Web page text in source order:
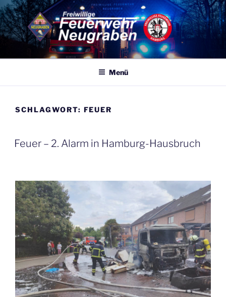
Zum
Inhalt
springen
FF NEUGRABEN
Eine von 86 Freiwilligen Feuerwehren Hamburgs – 365 Tage, 24
Menü
SCHLAGWORT: FEUER
VERÖFFENTLICHT
AM
Feuer – 2. Alarm in Hamburg-Hausbruch